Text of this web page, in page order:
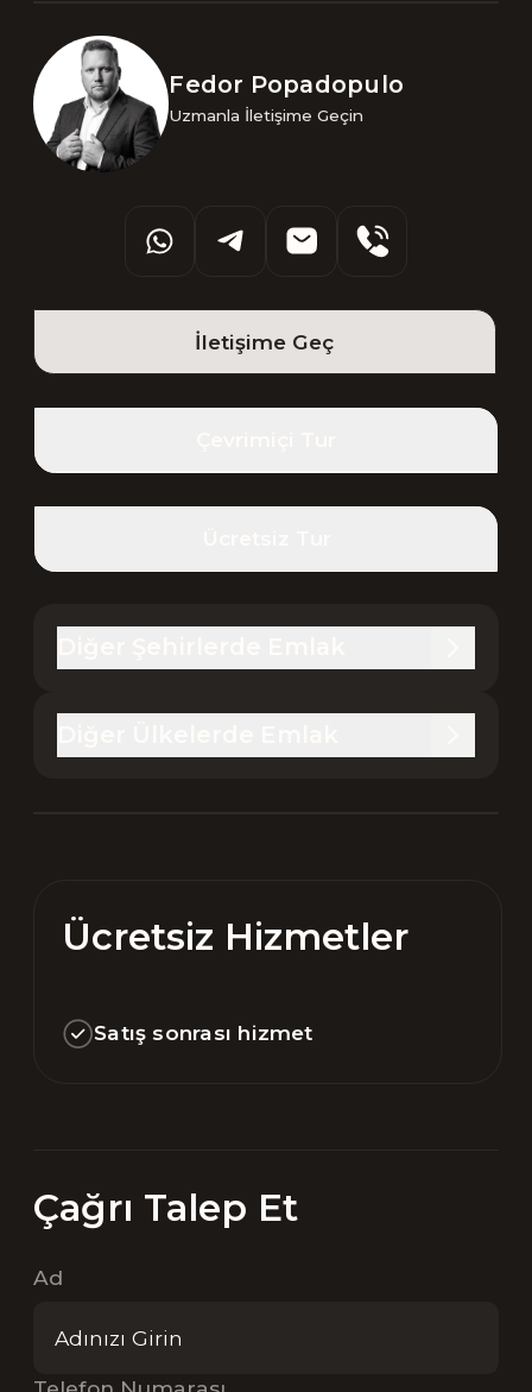
Fedor Popadopulo
Uzmanla İletişime Geçin
İletişime Geç
Ücretsiz Hizmetler
Satış sonrası hizmet
Çağrı Talep Et
Ad